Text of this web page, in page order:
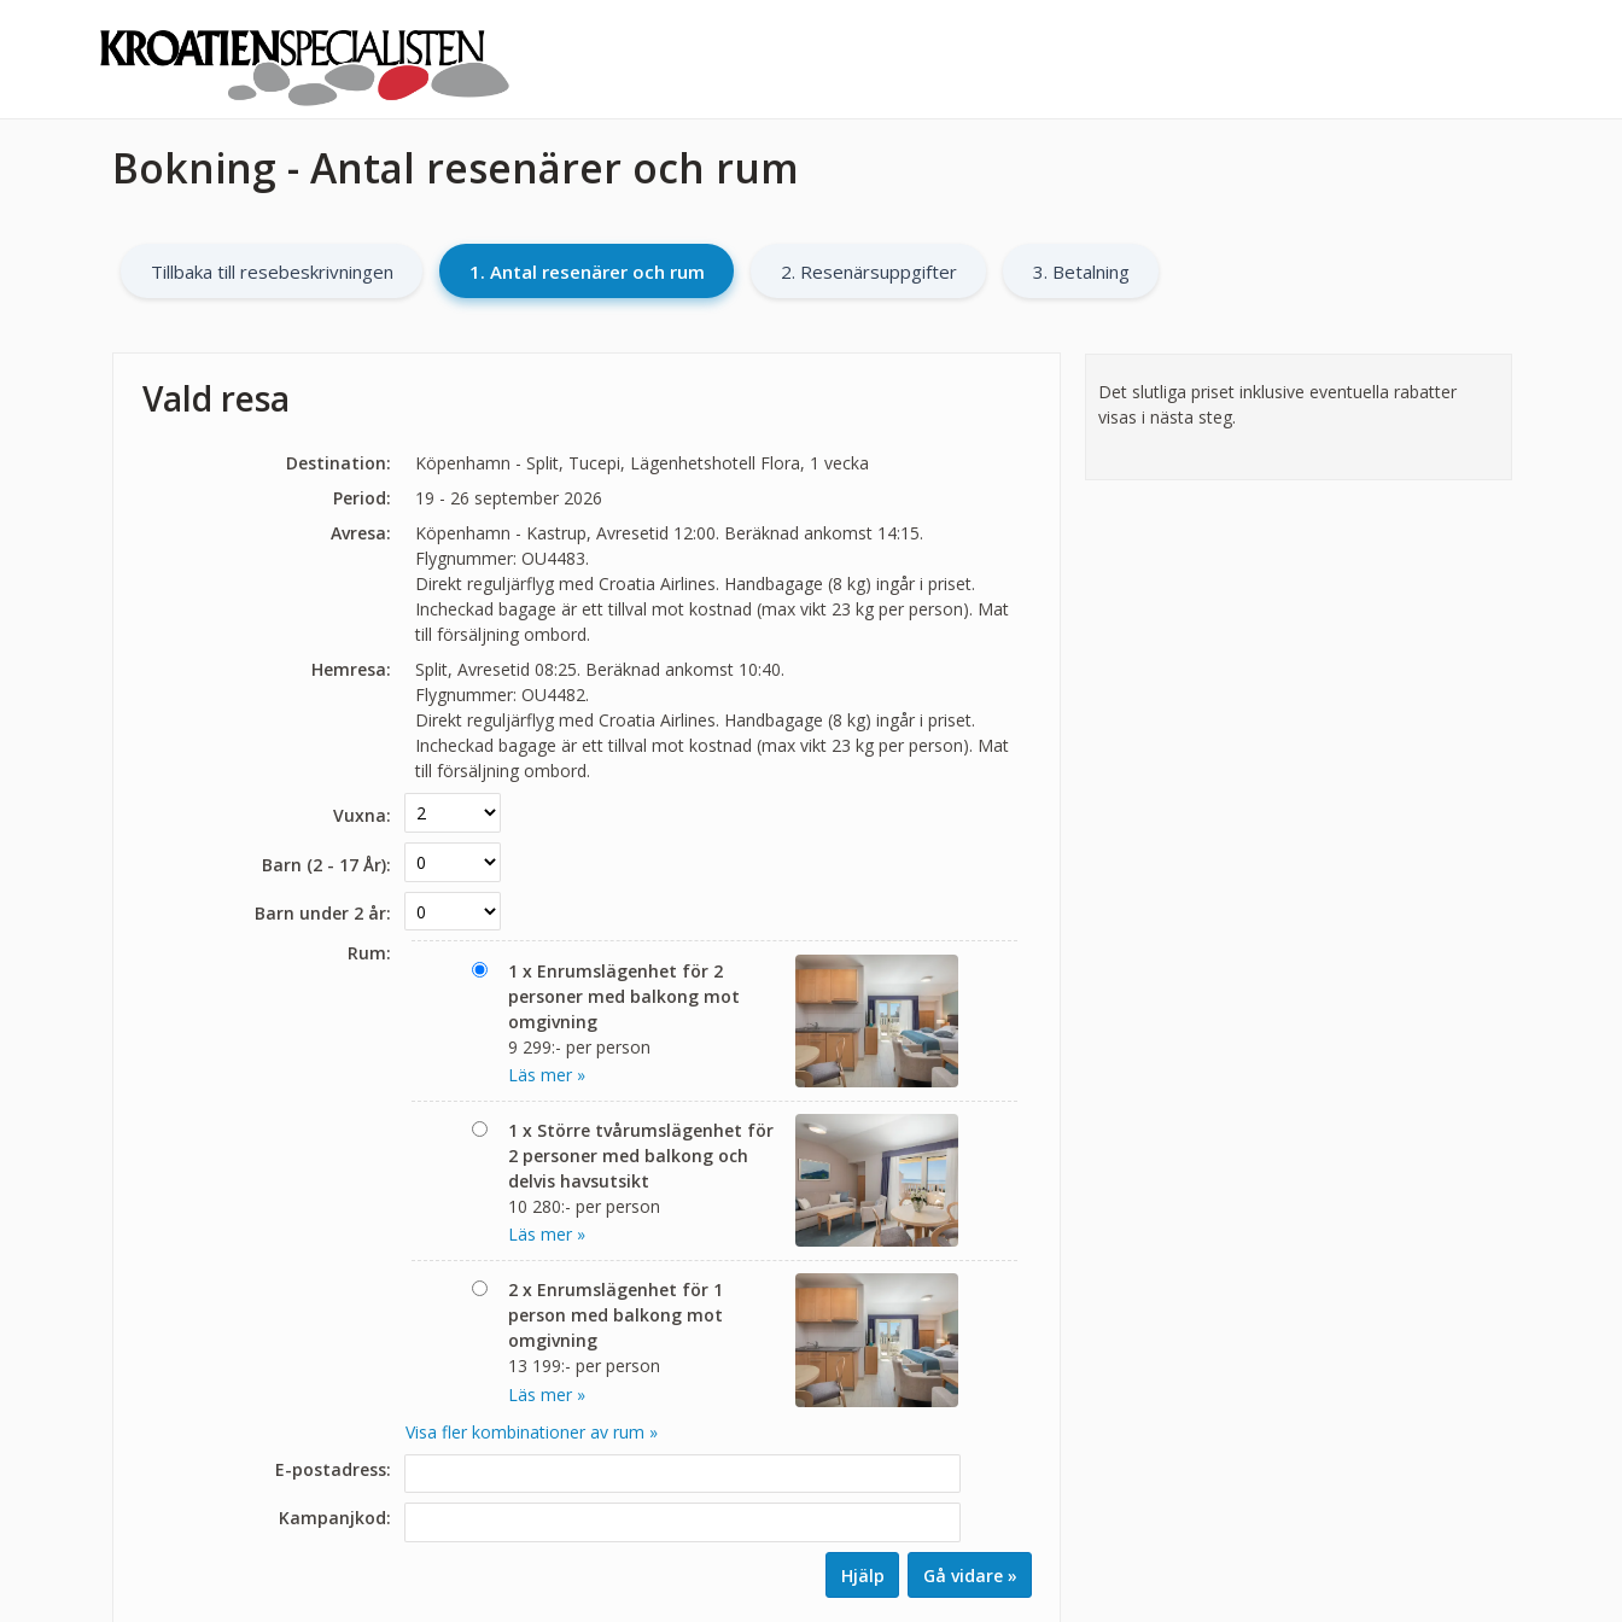
Bokning - Antal resenärer och rum
Tillbaka till resebeskrivningen 1. Antal resenärer och rum 2. Resenärsuppgifter 3. Betalning
Vald resa
Destination:
Köpenhamn - Split, Tucepi, Lägenhetshotell Flora, 1 vecka
Period:
19 - 26 september 2026
Avresa:
Köpenhamn - Kastrup, Avresetid 12:00. Beräknad ankomst 14:15.
Flygnummer: OU4483.
Direkt reguljärflyg med Croatia Airlines. Handbagage (8 kg) ingår i priset.
Incheckad bagage är ett tillval mot kostnad (max vikt 23 kg per person). Mat
till försäljning ombord.
Hemresa:
Split, Avresetid 08:25. Beräknad ankomst 10:40.
Flygnummer: OU4482.
Direkt reguljärflyg med Croatia Airlines. Handbagage (8 kg) ingår i priset.
Incheckad bagage är ett tillval mot kostnad (max vikt 23 kg per person). Mat
till försäljning ombord.
Vuxna:
Barn (2 - 17 År):
Barn under 2 år:
Rum:
1 x Enrumslägenhet för 2
personer med balkong mot
omgivning
9 299:- per person
Läs mer »
1 x Större tvårumslägenhet för
2 personer med balkong och
delvis havsutsikt
10 280:- per person
Läs mer »
2 x Enrumslägenhet för 1
person med balkong mot
omgivning
13 199:- per person
Läs mer »
Visa fler kombinationer av rum »
E-postadress:
Kampanjkod:
Hjälp
Det slutliga priset inklusive eventuella rabatter
visas i nästa steg.